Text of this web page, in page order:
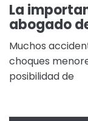
La
abogado
Muchos
choques
posibilidad de